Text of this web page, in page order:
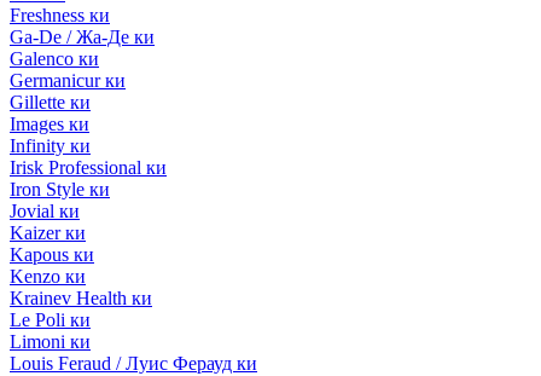
Freshness ки
Ga-De / Жа-Де ки
Galenco ки
Germanicur ки
Gillette ки
Images ки
Infinity ки
Irisk Professional ки
Iron Style ки
Jovial ки
Kaizer ки
Kapous ки
Kenzo ки
Krainev Health ки
Le Poli ки
Limoni ки
Louis Feraud / Луис Ферауд ки